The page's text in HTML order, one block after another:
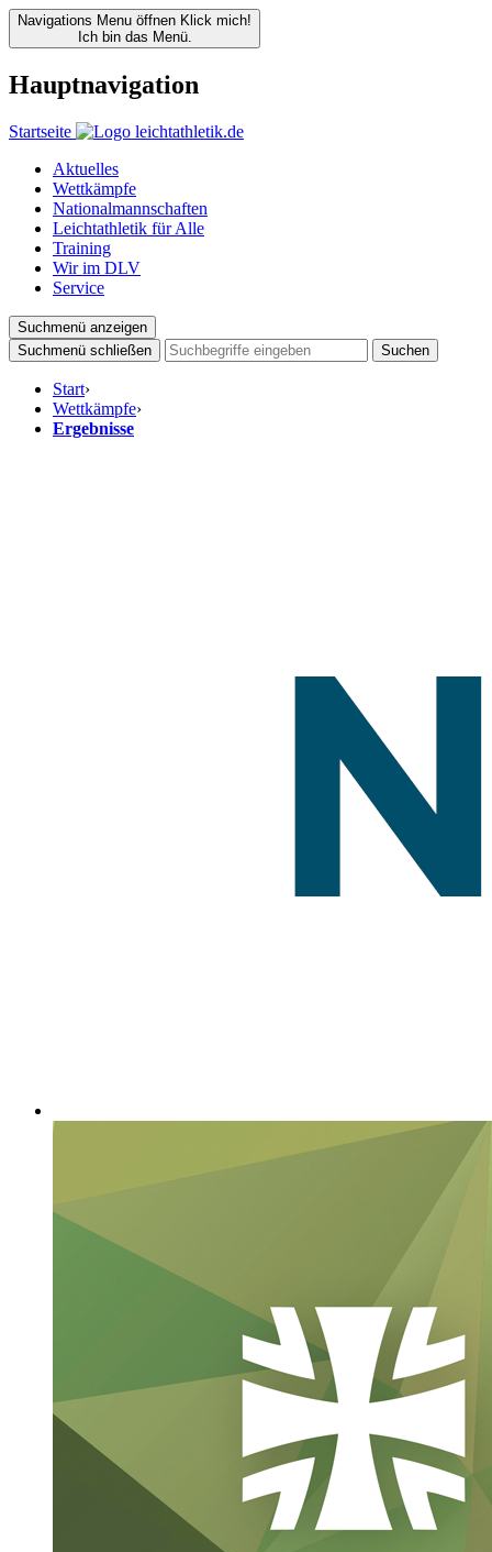
Navigations Menu öffnen Klick mich!
Ich bin das Menü.
Hauptnavigation
Startseite
Aktuelles
Wettkämpfe
Nationalmannschaften
Leichtathletik für Alle
Training
Wir im DLV
Service
Suchmenü anzeigen
Suchmenü schließen
Suchen
Start›
Wettkämpfe›
Ergebnisse